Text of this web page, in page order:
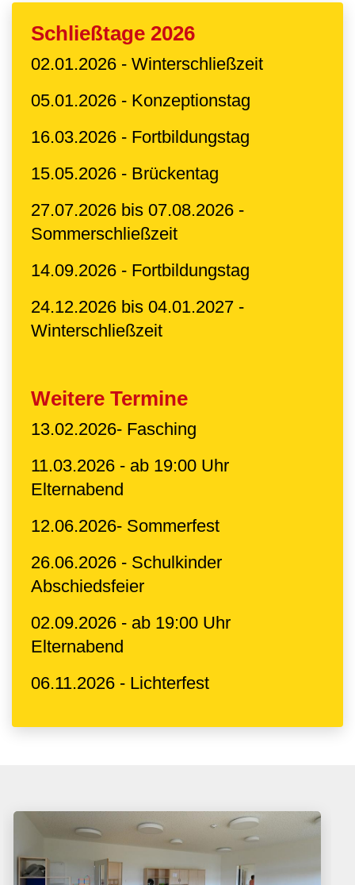
Schließtage 2026
02.01.2026 - Winterschließzeit
05.01.2026 - Konzeptionstag
16.03.2026 - Fortbildungstag
15.05.2026 - Brückentag
27.07.2026 bis 07.08.2026 -
Sommerschließzeit
14.09.2026 - Fortbildungstag
24.12.2026 bis 04.01.2027 -
Winterschließzeit
Weitere Termine
13.02.2026- Fasching
11.03.2026 - ab 19:00 Uhr
Elternabend
12.06.2026- Sommerfest
26.06.2026 - Schulkinder
Abschiedsfeier
02.09.2026 - ab 19:00 Uhr
Elternabend
06.11.2026 - Lichterfest